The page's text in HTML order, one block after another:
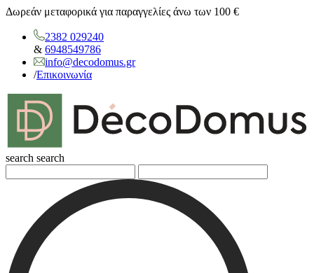
Δωρεάν μεταφορικά για παραγγελίες άνω των 100 €
2382 029240
& 6948549786
info@decodomus.gr
/Επικοινωνία
search search